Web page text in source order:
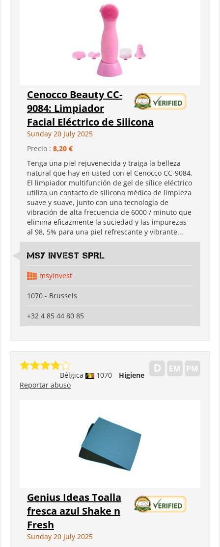
Cenocco Beauty CC-
9084: Limpiador
Facial Eléctrico de Silicona
Sunday 20 July 2025
Precio : 8,20 €
Tenga una piel rejuvenecida y traiga la belleza
natural que hay en usted con el Cenocco CC-9084.
El limpiador multifunción de gel de sílice eléctrico
utiliza un contacto de silicona médica de limpieza
suave y suave, junto con una tecnología de
vibración de alta frecuencia de 6000 / minuto que
elimina eficazmente la suciedad y las impurezas
al 98, 5% para una piel refrescante y vibrante...
MSY INVEST SPRL
msyinvest
1070 - Brussels
+32 4 85 44 80 85
Bélgica 1070
Higiene
Reportar abuso
Genius Ideas Toalla
fresca azul Shake n
Fresh
Sunday 20 July 2025